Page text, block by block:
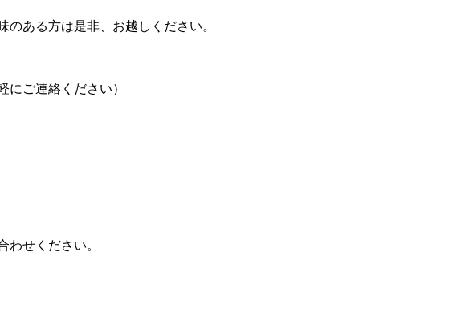
ある方は是非、お越しください。
ご連絡ください）
わせください。